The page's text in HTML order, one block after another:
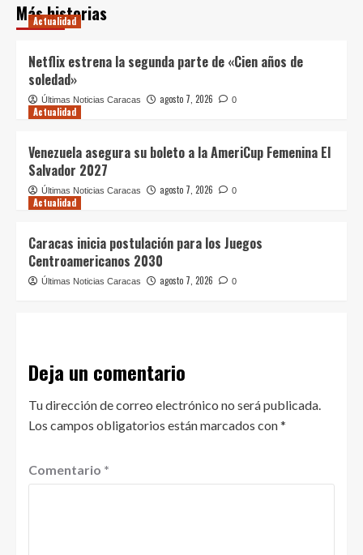
Más historias
Actualidad
Netflix estrena la segunda parte de «Cien años de
soledad»
Últimas Noticias Caracas agosto 7, 2026 0
Actualidad
Venezuela asegura su boleto a la AmeriCup Femenina El
Salvador 2027
Últimas Noticias Caracas agosto 7, 2026 0
Actualidad
Caracas inicia postulación para los Juegos
Centroamericanos 2030
Últimas Noticias Caracas agosto 7, 2026 0
Deja un comentario
Tu dirección de correo electrónico no será publicada.
Los campos obligatorios están marcados con*
Comentario *